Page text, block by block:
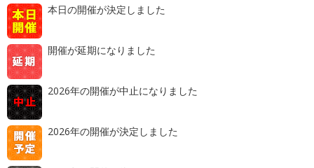
本日の開催が決定しました
開催が延期になりました
2026年の開催が中止になりました
2026年の開催が決定しました